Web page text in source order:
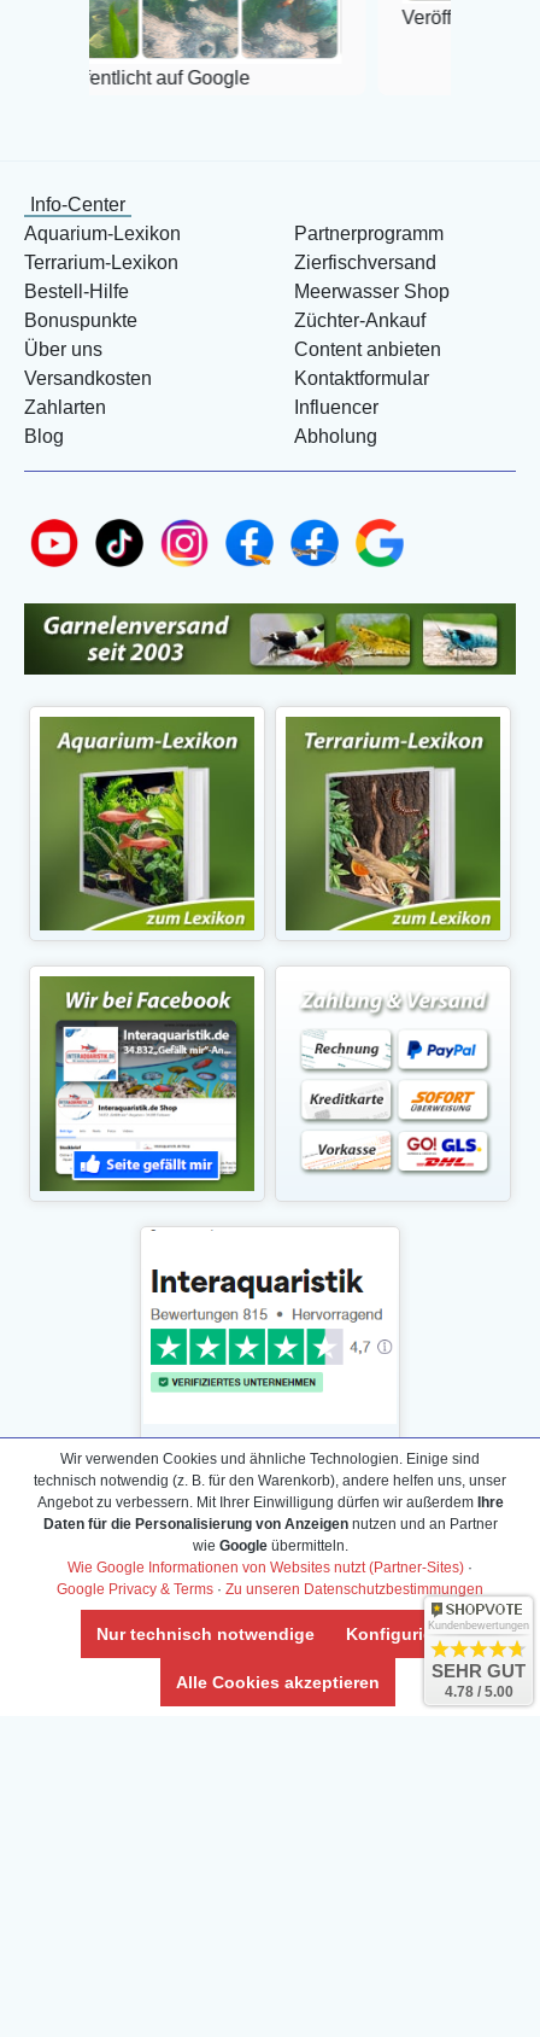
auf Google
Veröffentlicht auf Google
Info-Center
Aquarium-Lexikon
Terrarium-Lexikon
Bestell-Hilfe
Bonuspunkte
Über uns
Versandkosten
Zahlarten
Blog
Partnerprogramm
Zierfischversand
Meerwasser Shop
Züchter-Ankauf
Content anbieten
Kontaktformular
Influencer
Abholung
Daten­schutz­erklärung
Widerrufs­recht /Widerrufs­formular
AGB & Info
Impressum
Umwelt und Entsorgung
Vertrag widerrufen
Wir verwenden Cookies und ähnliche Technologien. Einige sind
technisch notwendig (z. B. für den Warenkorb), andere helfen uns, unser
Angebot zu verbessern. Mit Ihrer Einwilligung dürfen wir außerdem Ihre
Daten für die Personalisierung von Anzeigennutzen und an Partner
wie Googleübermitteln.
Wie Google Informationen von Websites nutzt (Partner-Sites) ·
Google Privacy & Terms · Zu unseren Datenschutzbestimmungen
Nur technisch notwendige Konfigurieren
Alle Cookies akzeptieren
Kundenbewertungen
SEHR GUT
4.78 / 5.00